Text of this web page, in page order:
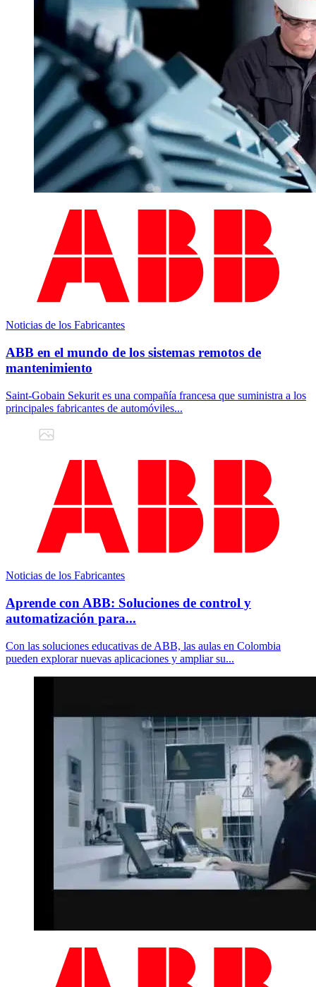
Noticias de los Fabricantes
ABB en el mundo de los sistemas remotos de
mantenimiento
Saint-Gobain Sekurit es una compañía francesa que suministra a los
principales fabricantes de automóviles...
Noticias de los Fabricantes
Aprende con ABB: Soluciones de control y
automatización para...
Con las soluciones educativas de ABB, las aulas en Colombia
pueden explorar nuevas aplicaciones y ampliar su...